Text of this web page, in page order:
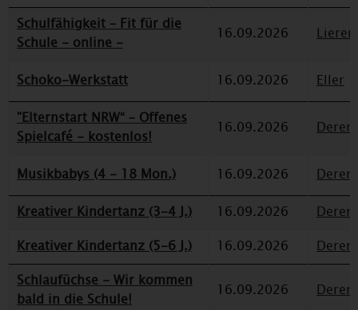
Schulfähigkeit – Fit für die
Schule - online -
16.09.2026
Schoko-Werkstatt 16.09.2026
Eller
"Elternstart NRW“ – Offenes
Spielcafé - kostenlos!
16.09.2026
Musikbabys (4 - 18 Mon.) 16.09.2026
Kreativer Kindertanz (3-4 J.)
16.09.2026
Kreativer Kindertanz (5-6 J.)
16.09.2026
Schlaufüchse - Wir kommen
bald in die Schule!
16.09.2026